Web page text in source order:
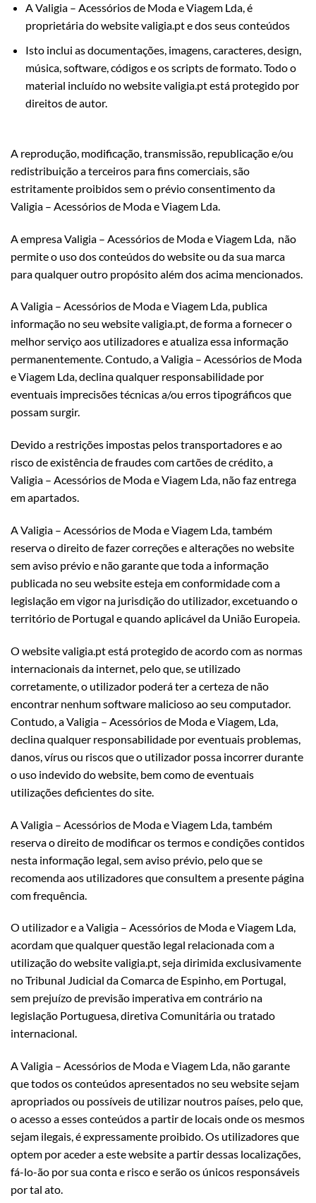
A Valigia – Acessórios de Moda e Viagem Lda, é
proprietária do website valigia.pt e dos seus conteúdos
Isto inclui as documentações, imagens, caracteres, design,
música, software, códigos e os scripts de formato. Todo o
material incluído no website valigia.pt está protegido por
direitos de autor.
A reprodução, modificação, transmissão, republicação e/ou
redistribuição a terceiros para fins comerciais, são
estritamente proibidos sem o prévio consentimento da
Valigia – Acessórios de Moda e Viagem Lda.
A empresa Valigia – Acessórios de Moda e Viagem Lda, não
permite o uso dos conteúdos do website ou da sua marca
para qualquer outro propósito além dos acima mencionados.
A Valigia – Acessórios de Moda e Viagem Lda, publica
informação no seu website valigia.pt, de forma a fornecer o
melhor serviço aos utilizadores e atualiza essa informação
permanentemente. Contudo, a Valigia – Acessórios de Moda
e Viagem Lda, declina qualquer responsabilidade por
eventuais imprecisões técnicas a/ou erros tipográficos que
possam surgir.
Devido a restrições impostas pelos transportadores e ao
risco de existência de fraudes com cartões de crédito, a
Valigia – Acessórios de Moda e Viagem Lda, não faz entrega
em apartados.
A Valigia – Acessórios de Moda e Viagem Lda, também
reserva o direito de fazer correções e alterações no website
sem aviso prévio e não garante que toda a informação
publicada no seu website esteja em conformidade com a
legislação em vigor na jurisdição do utilizador, excetuando o
território de Portugal e quando aplicável da União Europeia.
O website valigia.pt está protegido de acordo com as normas
internacionais da internet, pelo que, se utilizado
corretamente, o utilizador poderá ter a certeza de não
encontrar nenhum software malicioso ao seu computador.
Contudo, a Valigia – Acessórios de Moda e Viagem, Lda,
declina qualquer responsabilidade por eventuais problemas,
danos, vírus ou riscos que o utilizador possa incorrer durante
o uso indevido do website, bem como de eventuais
utilizações deficientes do site.
A Valigia – Acessórios de Moda e Viagem Lda, também
reserva o direito de modificar os termos e condições contidos
nesta informação legal, sem aviso prévio, pelo que se
recomenda aos utilizadores que consultem a presente página
com frequência.
O utilizador e a Valigia – Acessórios de Moda e Viagem Lda,
acordam que qualquer questão legal relacionada com a
utilização do website valigia.pt, seja dirimida exclusivamente
no Tribunal Judicial da Comarca de Espinho, em Portugal,
sem prejuízo de previsão imperativa em contrário na
legislação Portuguesa, diretiva Comunitária ou tratado
internacional.
A Valigia – Acessórios de Moda e Viagem Lda, não garante
que todos os conteúdos apresentados no seu website sejam
apropriados ou possíveis de utilizar noutros países, pelo que,
o acesso a esses conteúdos a partir de locais onde os mesmos
sejam ilegais, é expressamente proibido. Os utilizadores que
optem por aceder a este website a partir dessas localizações,
fá-lo-ão por sua conta e risco e serão os únicos responsáveis
por tal ato.